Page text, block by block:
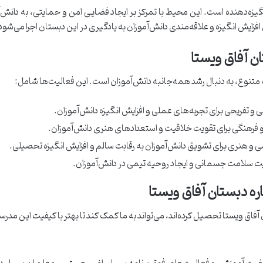
است. این محیط با تمرکز بر ایجاد فضایی امن و حمایتی، به
انگیزه و علاقه‌مندی دانش‌آموزان به یادگیری در این دبستان اجرا
متنوع، به دنبال رشد همه‌جانبه دانش‌آموزان است. این فعالیت‌ها شامل:
و تفریحی برای تجربه‌های عملی و افزایش انگیزه دانش‌آموزان.
فرهنگی برای تقویت خلاقیت و استعدادهای هنری دانش‌آموزان.
و هنری برای تشویق دانش‌آموزان به رقابت سالم و افزایش انگیزه تحصیلی.
سلامت جسمانی و ایجاد روحیه تیمی در دانش‌آموزان.
ویستا تحصیل کرده‌اند، می‌تواند به ما کمک کند تا بهتر با کیفیت این